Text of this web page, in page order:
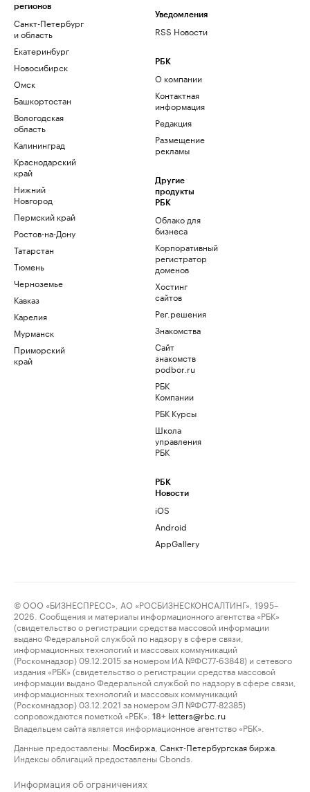
регионов
Санкт-Петербург
и область
Екатеринбург
Новосибирск
Омск
Башкортостан
Вологодская
область
Калининград
Краснодарский
край
Нижний
Новгород
Пермский край
Ростов-на-Дону
Татарстан
Тюмень
Черноземье
Кавказ
Карелия
Мурманск
Приморский
край
Уведомления
RSS Новости
РБК
О компании
Контактная
информация
Редакция
Размещение
рекламы
Другие
продукты
РБК
Облако для
бизнеса
Корпоративный
регистратор
доменов
Хостинг
сайтов
Рег.решения
Знакомства
Сайт
знакомств
podbor.ru
РБК
Компании
РБК Курсы
Школа
управления
РБК
РБК
Новости
iOS
Android
AppGallery
© ООО «БИЗНЕСПРЕСС», АО «РОСБИЗНЕСКОНСАЛТИНГ», 1995–
2026. Сообщения и материалы информационного агентства «РБК»
(свидетельство о регистрации средства массовой информации
выдано Федеральной службой по надзору в сфере связи,
информационных технологий и массовых коммуникаций
(Роскомнадзор) 09.12.2015 за номером ИА №ФС77-63848) и сетевого
издания «РБК» (свидетельство о регистрации средства массовой
информации выдано Федеральной службой по надзору в сфере связи,
информационных технологий и массовых коммуникаций
(Роскомнадзор) 03.12.2021 за номером ЭЛ №ФС77-82385)
сопровождаются пометкой «РБК».
18+ letters@rbc.ru
Владельцем сайта является информационное агентство «РБК».
Данные предоставлены: Мосбиржа Санкт-Петербургская биржа
Индексы облигаций предоставлены Cbonds.
Информация об ограничениях